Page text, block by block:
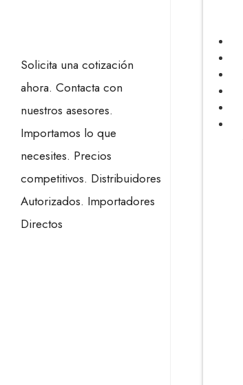
Solicita una cotización
ahora. Contacta con
nuestros asesores.
Importamos lo que
necesites. Precios
competitivos. Distribuidores
Autorizados. Importadores
Directos